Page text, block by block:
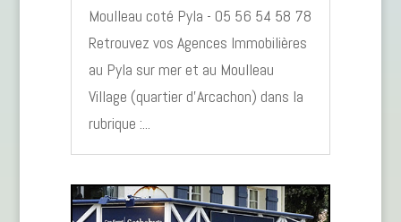
Moulleau coté Pyla - 05 56 54 58 78
Retrouvez vos Agences Immobilières
au Pyla sur mer et au Moulleau
Village (quartier d'Arcachon) dans la
rubrique :...